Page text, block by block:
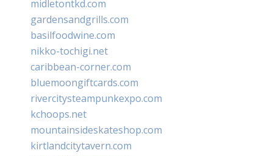
midletontkd.com
gardensandgrills.com
basilfoodwine.com
nikko-tochigi.net
caribbean-corner.com
bluemoongiftcards.com
rivercitysteampunkexpo.com
kchoops.net
mountainsideskateshop.com
kirtlandcitytavern.com